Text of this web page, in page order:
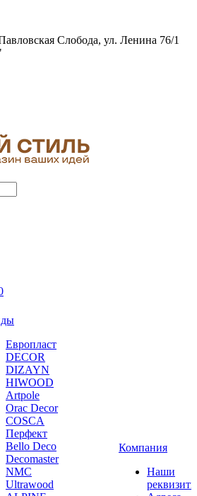
Слобода, ул. Ленина 76/1
Европласт
DECOR
DIZAYN
HIWOOD
Artpole
Orac Decor
COSCA
Перфект
Bello Deco
Decomaster
NMС
Ultrawood
Компания
Наши